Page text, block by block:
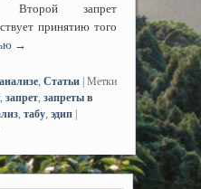
Второй запрет
принятию того
→
, Статьи | Метки
, запрет, запреты в
, табу, эдип |